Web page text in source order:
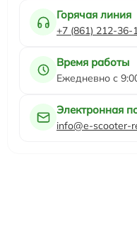
Горячая линия
+7 (861) 212-36-
Время работы
Ежедневно с
Электронная
info@e-scooter-